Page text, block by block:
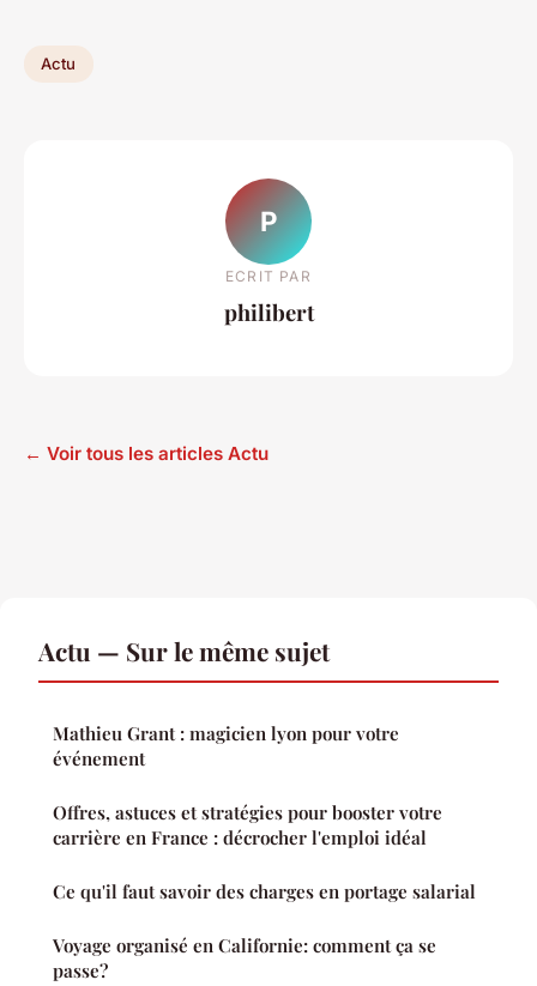
Actu
P
ECRIT PAR
philibert
← Voir tous les articles Actu
Actu — Sur le même sujet
Mathieu Grant : magicien lyon pour votre
événement
Offres, astuces et stratégies pour booster votre
carrière en France : décrocher l'emploi idéal
Ce qu'il faut savoir des charges en portage salarial
Voyage organisé en Californie: comment ça se
passe?